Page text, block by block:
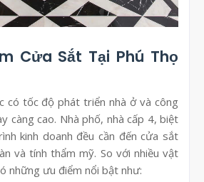
Cửa Sắt Tại Phú Thọ
có tốc độ phát triển nhà ở và công
càng cao. Nhà phố, nhà cấp 4, biệt
kinh doanh đều cần đến cửa sắt
và tính thẩm mỹ. So với nhiều vật
những ưu điểm nổi bật như: